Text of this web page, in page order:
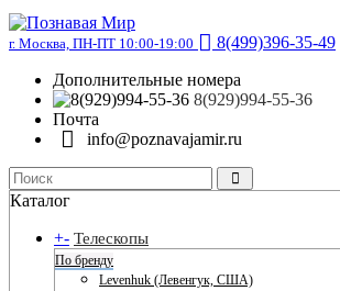
г. Москва, ПН-ПТ 10:00-19:00
8(499)396-35-49
Дополнительные номера
8(929)994-55-36
Почта
info@poznavajamir.ru
Каталог
+- Телескопы
По бренду
Levenhuk (Левенгук, США)